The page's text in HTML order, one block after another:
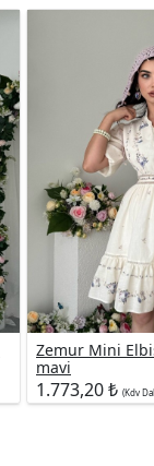
Zemur Mini
mavi
1.773,20 ₺ (Kdv